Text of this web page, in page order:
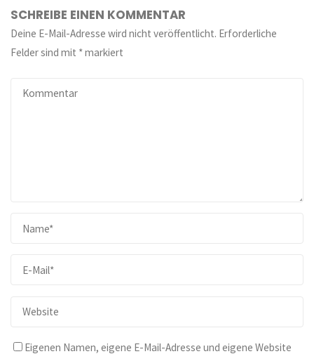
SCHREIBE EINEN KOMMENTAR
Deine E-Mail-Adresse wird nicht veröffentlicht. Erforderliche
Felder sind mit *markiert
Eigenen Namen, eigene E-Mail-Adresse und eigene Website